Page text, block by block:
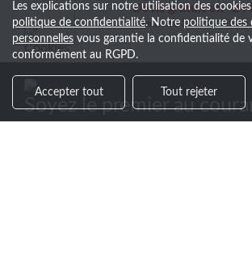
Devis gratuit en -24
Réactivité à chaque étape
Soyez le premier au
Les explications sur notre utilisation des
politique de confidentialité. Notre politique des
personnelles vous garantie la confidentialité de
conformément au RGPD.
Accepter tout Tout rejeter